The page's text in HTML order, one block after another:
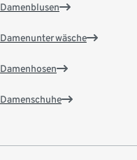
Damenblusen
Damenunterwäsche
Damenhosen
Damenschuhe